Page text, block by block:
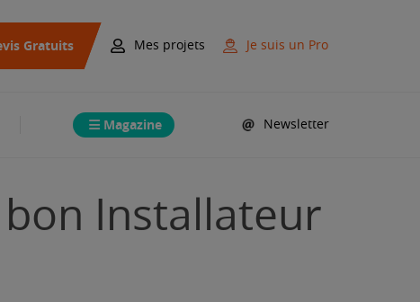
Gratuits Mes projets Je suis un Pro
Magazine Newsletter
Installateur